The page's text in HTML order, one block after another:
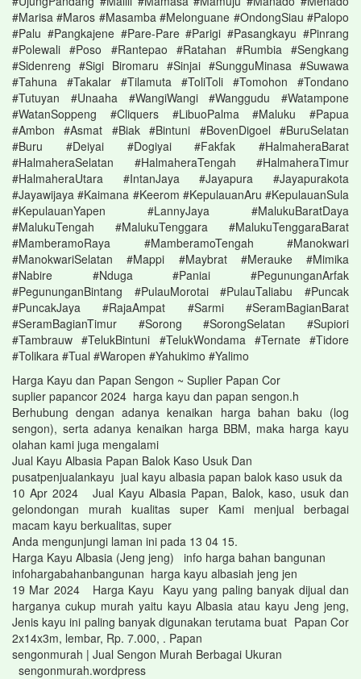
#Marisa #Maros #Masamba #Melonguane #OndongSiau #Palopo
#Palu #Pangkajene #Pare-Pare #Parigi #Pasangkayu #Pinrang
#Polewali #Poso #Rantepao #Ratahan #Rumbia #Sengkang
#Sidenreng #Sigi Biromaru #Sinjai #SungguMinasa #Suwawa
#Tahuna #Takalar #Tilamuta #ToliToli #Tomohon #Tondano
#Tutuyan #Unaaha #WangiWangi #Wanggudu #Watampone
#WatanSoppeng #Cliquers #LibuoPalma #Maluku #Papua
#Ambon #Asmat #Biak #Bintuni #BovenDigoel #BuruSelatan
#Buru #Deiyai #Dogiyai #Fakfak #HalmaheraBarat
#HalmaheraSelatan #HalmaheraTengah #HalmaheraTimur
#HalmaheraUtara #IntanJaya #Jayapura #Jayapurakota
#Jayawijaya #Kaimana #Keerom #KepulauanAru #KepulauanSula
#KepulauanYapen #LannyJaya #MalukuBaratDaya
#MalukuTengah #MalukuTenggara #MalukuTenggaraBarat
#MamberamoRaya #MamberamoTengah #Manokwari
#ManokwariSelatan #Mappi #Maybrat #Merauke #Mimika
#Nabire #Nduga #Paniai #PegununganArfak
#PegununganBintang #PulauMorotai #PulauTaliabu #Puncak
#PuncakJaya #RajaAmpat #Sarmi #SeramBagianBarat
#SeramBagianTimur #Sorong #SorongSelatan #Supiori
#Tambrauw #TelukBintuni #TelukWondama #Ternate #Tidore
#Tolikara #Tual #Waropen #Yahukimo #Yalimo
Harga Kayu dan Papan Sengon ~ Suplier Papan Cor
suplier papancor 2024 harga kayu dan papan sengon.h
Berhubung dengan adanya kenaikan harga bahan baku (log
sengon), serta adanya kenaikan harga BBM, maka harga kayu
olahan kami juga mengalami
Jual Kayu Albasia Papan Balok Kaso Usuk Dan
pusatpenjualankayu jual kayu albasia papan balok kaso usuk da
10 Apr 2024 Jual Kayu Albasia Papan, Balok, kaso, usuk dan
gelondongan murah kualitas super Kami menjual berbagai
macam kayu berkualitas, super
Anda mengunjungi laman ini pada 13 04 15.
Harga Kayu Albasia (Jeng jeng) info harga bahan bangunan
infohargabahanbangunan harga kayu albasiah jeng jen
19 Mar 2024 Harga Kayu Kayu yang paling banyak dijual dan
harganya cukup murah yaitu kayu Albasia atau kayu Jeng jeng,
Jenis kayu ini paling banyak digunakan terutama buat Papan Cor
2x14x3m, lembar, Rp. 7.000, . Papan
sengonmurah | Jual Sengon Murah Berbagai Ukuran
sengonmurah.wordpress